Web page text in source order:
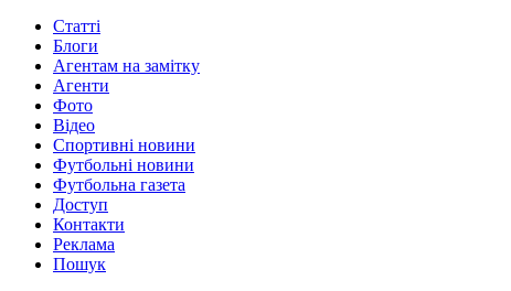
Статті
Блоги
Агентам на замітку
Агенти
Фото
Відео
Спортивні новини
Футбольні новини
Футбольна газета
Доступ
Контакти
Реклама
Пошук